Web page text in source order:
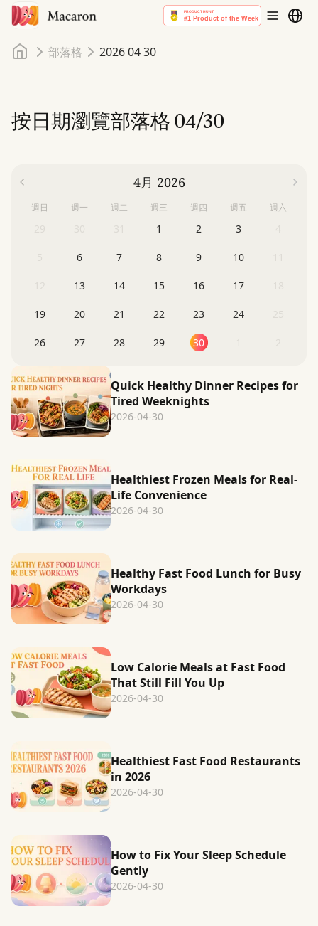
首頁部落格 2026 04 30
按日期瀏覽部落格04/30
Quick Healthy Dinner Recipes for
Tired Weeknights
2026-04-30
Healthiest Frozen Meals for Real-
Life Convenience
2026-04-30
Healthy Fast Food Lunch for Busy
Workdays
2026-04-30
Low Calorie Meals at Fast Food
That Still Fill You Up
2026-04-30
Healthiest Fast Food Restaurants
in 2026
2026-04-30
How to Fix Your Sleep Schedule
Gently
2026-04-30
4月 2026
週日 週一 週二 週三 週四 週五 週六
1 2 3
6 7 8 9 10
13 14 15 16 17
19 20 21 22 23 24
26 27 28 29 30